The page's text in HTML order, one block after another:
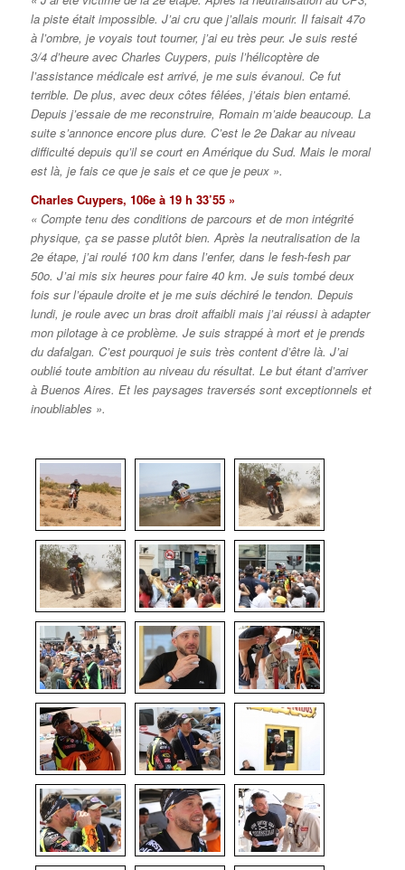
la piste était impossible. J’ai cru que j’allais mourir. Il faisait 47o
à l’ombre, je voyais tout tourner, j’ai eu très peur. Je suis resté
3/4 d’heure avec Charles Cuypers, puis l’hélicoptère de
l’assistance médicale est arrivé, je me suis évanoui. Ce fut
terrible. De plus, avec deux côtes fêlées, j’étais bien entamé.
Depuis j’essaie de me reconstruire, Romain m’aide beaucoup. La
suite s’annonce encore plus dure. C’est le 2e Dakar au niveau
difficulté depuis qu’il se court en Amérique du Sud. Mais le moral
est là, je fais ce que je sais et ce que je peux ».
Charles Cuypers, 106e à 19 h 33’55 »
« Compte tenu des conditions de parcours et de mon intégrité
physique, ça se passe plutôt bien. Après la neutralisation de la
2e étape, j’ai roulé 100 km dans l’enfer, dans le fesh-fesh par
50o. J’ai mis six heures pour faire 40 km. Je suis tombé deux
fois sur l’épaule droite et je me suis déchiré le tendon. Depuis
lundi, je roule avec un bras droit affaibli mais j’ai réussi à adapter
mon pilotage à ce problème. Je suis strappé à mort et je prends
du dafalgan. C’est pourquoi je suis très content d’être là. J’ai
oublié toute ambition au niveau du résultat. Le but étant d’arriver
à Buenos Aires. Et les paysages traversés sont exceptionnels et
inoubliables ».